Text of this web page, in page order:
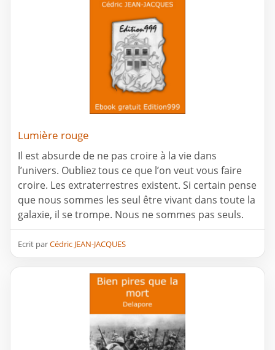
Lumière rouge
Il est absurde de ne pas croire à la vie dans
l’univers. Oubliez tous ce que l’on veut vous faire
croire. Les extraterrestres existent. Si certain pense
que nous sommes les seul être vivant dans toute la
galaxie, il se trompe. Nous ne sommes pas seuls.
Ecrit parCédric JEAN-JACQUES